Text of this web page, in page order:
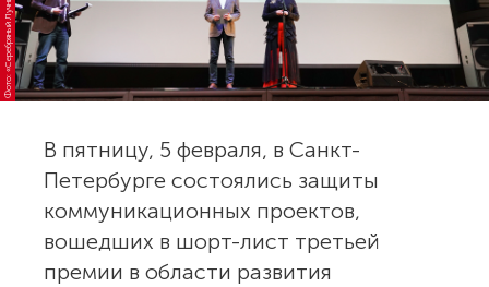
Фото: «Серебряный Лучник»
В пятницу, 5 февраля, в Санкт-
Петербурге состоялись защиты
коммуникационных проектов,
вошедших в шорт-лист третьей
премии в области развития